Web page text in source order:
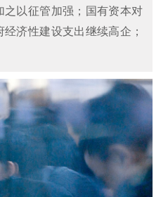
以征管加强；国有资本对
济性建设支出继续高企；